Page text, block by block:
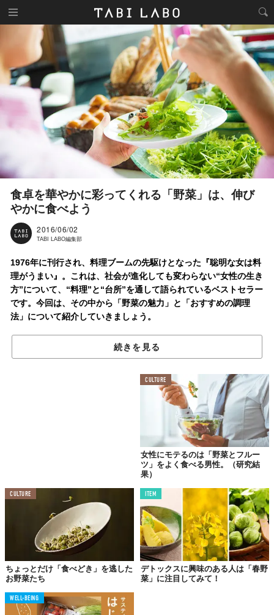
食卓を華やかに彩ってくれる「野菜」は、伸び
やかに食べよう
2016/06/02
TABI LABO編集部
1976年に刊行され、料理ブームの先駆けとなった『聡明な女は料
理がうまい』。これは、社会が進化しても変わらない“女性の生き
方”について、“料理”と“台所”を通して語られているベストセラー
です。今回は、その中から「野菜の魅力」と「おすすめの調理
法」について紹介していきましょう。
野菜は伸びやかに
数ある店々の中でも、八百屋ぐらい生き生きとカラフルで明るい
店はないのに、そこではあんなにみずみずしく若やいでいた野菜
が、どうして食卓ではしょぼんと隅のほうに縮こまってしまうの
続きを見る
CULTURE
女性にモテるのは「野菜とフルー
ツ」をよく食べる男性。（研究結
果）
CULTURE
ちょっとだけ「食べどき」を逃した
お野菜たち
ITEM
デトックスに興味のある人は「春野
菜」に注目してみて！
WELL-BEING